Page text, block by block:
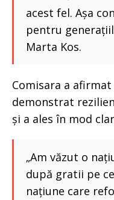
acest fel. Așa
pentru
Marta Kos.
Comisara a
demonstrat
și a ales în mod
„Am văzut o
după gratii pe
națiune care